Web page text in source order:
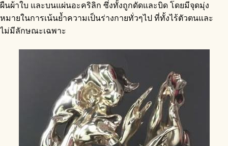
ผืนผ้าใบ และบนแผ่นอะคริลิก ซึ่งทั้งถูกดัดและบิด โดยมีจุดมุ่ง
หมายในการเน้นย้ำความเป็นร่างกายทั่วๆไป ที่ทั้งไร้ตัวตนและ
ไม่มีลักษณะเฉพาะ